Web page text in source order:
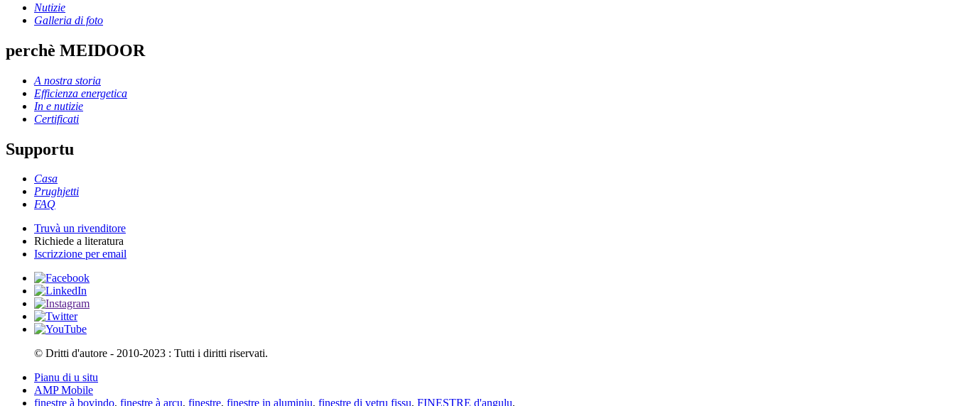
Nutizie
Galleria di foto
perchè MEIDOOR
A nostra storia
Efficienza energetica
In e nutizie
Certificati
Supportu
Casa
Prughjetti
FAQ
Truvà un rivenditore
Richiede a literatura
Iscrizzione per email
© Dritti d'autore - 2010-2023 : Tutti i diritti riservati.
Pianu di u situ
AMP Mobile
finestre à bovindo, finestre à arcu, finestre, finestre in aluminiu, finestre di vetru fissu, FINESTRE d'angulu,